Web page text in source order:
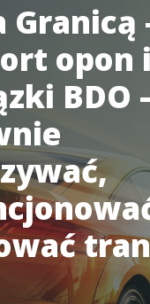
Granicą
opon i
BDO